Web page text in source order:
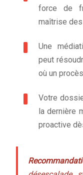
force de
maîtrise
Une
peut
où un
Votre
la dernière
proactive